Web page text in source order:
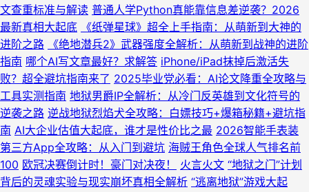
文查重标准与解读 普通人学Python真能靠信息差逆袭？2026
最新真相大起底
《纸弹星球》超全上手指南：从萌新到大神的
进阶之路
《绝地潜兵2》武器强度全解析：从萌新到战神的进阶
指南 哪个AI写文章最好？求解答 iPhone/iPad抹掉后激活失
败？超全避坑指南来了 2025毕业党必看：AI论文降重全攻略与
工具实测指南 地狱男爵IP全解析：从冷门反英雄到文化符号的
逆袭之路 逆战地狱烈焰犬全攻略：白嫖技巧+爆箱秘籍+避坑指
南 AI大企业估值大起底，谁才是性价比之最 2026智能手表装
第三方App全攻略：从入门到避坑 海贼王角色全球人气排名前
100 欧冠决赛倒计时！豪门对决夜！ 火言火文 “地狱之门”计划
背后的灵魂实验与现实崩坏真相全解析 “逃离地狱”游戏大起